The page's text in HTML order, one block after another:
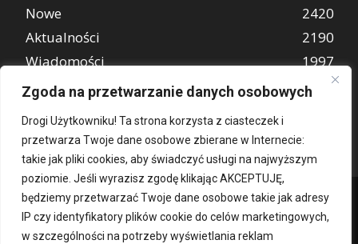
Zgoda na przetwarzanie danych osobowych
Drogi Użytkowniku! Ta strona korzysta z ciasteczek i
przetwarza Twoje dane osobowe zbierane w Internecie:
takie jak pliki cookies, aby świadczyć usługi na najwyższym
poziomie. Jeśli wyrazisz zgodę klikając AKCEPTUJĘ,
będziemy przetwarzać Twoje dane osobowe takie jak adresy
IP czy identyfikatory plików cookie do celów marketingowych,
w szczególności na potrzeby wyświetlania reklam
Nowe
2420
Aktualności
2190
Wiadomości
1997
REKLAMA
849